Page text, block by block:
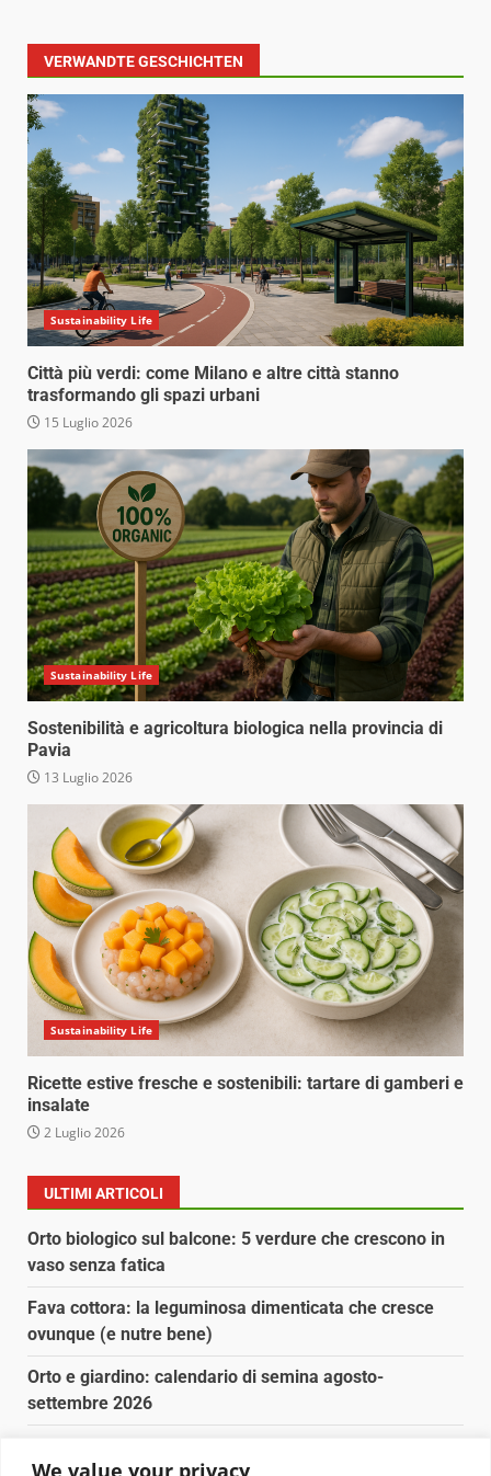
We value your privacy
VERWANDTE GESCHICHTEN
Sustainability Life
Città più verdi: come Milano e altre città stanno
trasformando gli spazi urbani
15 Luglio 2026
Sustainability Life
Sostenibilità e agricoltura biologica nella provincia di
Pavia
13 Luglio 2026
Sustainability Life
Ricette estive fresche e sostenibili: tartare di gamberi e
insalate
2 Luglio 2026
ULTIMI ARTICOLI
Orto biologico sul balcone: 5 verdure che crescono in
vaso senza fatica
Fava cottora: la leguminosa dimenticata che cresce
ovunque (e nutre bene)
Orto e giardino: calendario di semina agosto-
settembre 2026